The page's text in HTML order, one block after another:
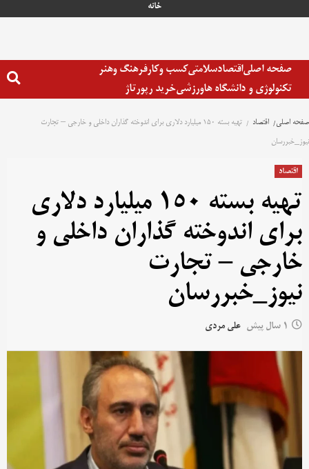
خانه
صفحه اصلیاقتصادسلامتیکسب وکارفرهنگ وهنر
تکنولوژی و دانشگاه هاورزشیخرید رپورتاژ
صفحه اصلی اقتصاد
تهیه بسته ۱۵۰ میلیارد دلاری برای اندوخته گذاران داخلی و خارجی – تجارت
نیوز_خبررسان
اقتصاد
تهیه بسته ۱۵۰ میلیارد دلاری
برای اندوخته گذاران داخلی و
خارجی – تجارت
نیوز_خبررسان
1 سال پیش علی مردی